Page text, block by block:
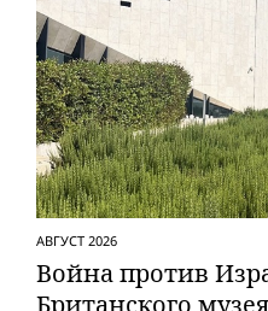
АВГУСТ 2026
Вой­на против
Британского музея